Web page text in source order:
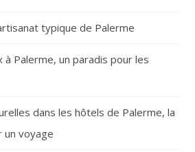
typique de Palerme
à Palerme, un paradis pour les
dans les hôtels de Palerme, la
un voyage